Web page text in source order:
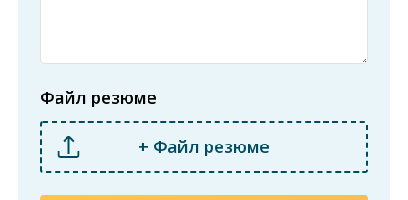
Файл резюме
+ Файл резюме